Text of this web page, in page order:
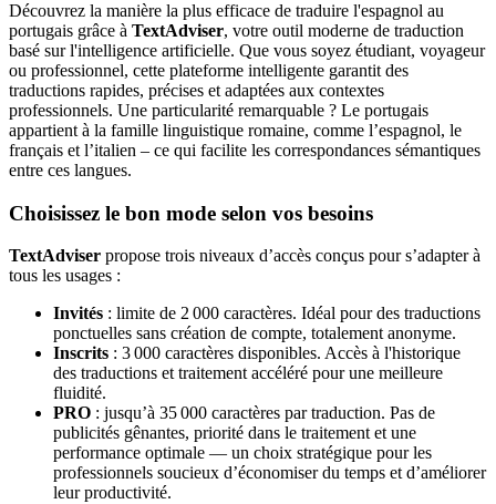
Découvrez la manière la plus efficace de traduire l'espagnol au
portugais grâce à TextAdviser, votre outil moderne de traduction
basé sur l'intelligence artificielle. Que vous soyez étudiant, voyageur
ou professionnel, cette plateforme intelligente garantit des
traductions rapides, précises et adaptées aux contextes
professionnels. Une particularité remarquable ? Le portugais
appartient à la famille linguistique romaine, comme l’espagnol, le
français et l’italien – ce qui facilite les correspondances sémantiques
entre ces langues.
Choisissez le bon mode selon vos besoins
TextAdviser propose trois niveaux d’accès conçus pour s’adapter à
tous les usages :
Invités : limite de 2 000 caractères. Idéal pour des traductions
ponctuelles sans création de compte, totalement anonyme.
Inscrits : 3 000 caractères disponibles. Accès à l'historique
des traductions et traitement accéléré pour une meilleure
fluidité.
PRO : jusqu’à 35 000 caractères par traduction. Pas de
publicités gênantes, priorité dans le traitement et une
performance optimale — un choix stratégique pour les
professionnels soucieux d’économiser du temps et d’améliorer
leur productivité.